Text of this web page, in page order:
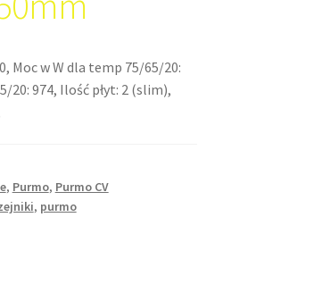
Moc w W dla temp 75/65/20:
20: 974, Ilość płyt: 2 (slim),
, Purmo, Purmo CV
, purmo